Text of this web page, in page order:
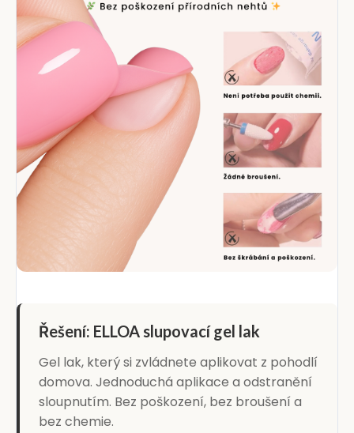
Řešení: ELLOA slupovací gel lak
Gel lak, který si zvládnete aplikovat z pohodlí
domova. Jednoduchá aplikace a odstranění
sloupnutím. Bez poškození, bez broušení a
bez chemie.